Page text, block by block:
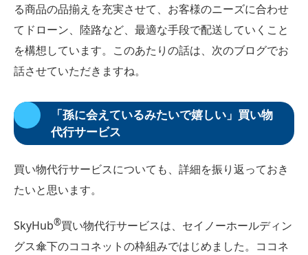
る商品の品揃えを充実させて、お客様のニーズに合わせ
てドローン、陸路など、最適な手段で配送していくこと
を構想しています。このあたりの話は、次のブログでお
話させていただきますね。
「孫に会えているみたいで嬉しい」買い物
代行サービス
買い物代行サービスについても、詳細を振り返っておき
たいと思います。
SkyHub®︎買い物代行サービスは、セイノーホールディン
グス傘下のココネットの枠組みではじめました。ココネ